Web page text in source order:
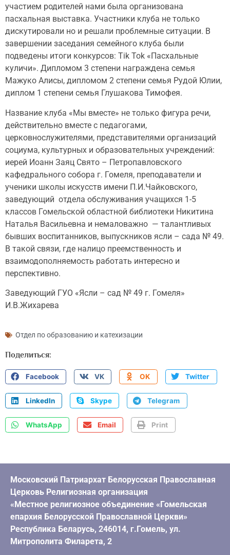
участием родителей нами была организована
пасхальная выставка. Участники клуба не только
дискутировали но и решали проблемные ситуации. В
завершении заседания семейного клуба были
подведены итоги конкурсов: Tik Tok «Пасхальные
куличи». Дипломом 3 степени награждена семья
Мажуко Алисы, дипломом 2 степени семья Рудой Юлии,
диплом 1 степени семья Глушакова Тимофея.
Название клуба «Мы вместе» не только фигура речи,
действительно вместе с педагогами,
церковнослужителями, представителями организаций
социума, культурных и образовательных учреждений:
иерей Иоанн Заяц Свято – Петропавловского
кафедрального собора г. Гомеля, преподаватели и
ученики школы искусств имени П.И.Чайковского,
заведующий отдела обслуживания учащихся 1-5
классов Гомельской областной библиотеки Никитина
Наталья Васильевна и немаловажно — талантливых
бывших воспитанников, выпускников ясли – сада № 49.
В такой связи, где налицо преемственность и
взаимодополняемость работать интересно и
перспективно.
Заведующий ГУО «Ясли – сад № 49 г. Гомеля»
И.В.Жихарева
Отдел по образованию и катехизации
Поделиться:
Facebook VK OK Twitter
LinkedIn Skype Telegram
WhatsApp Email Print
Московский Патриархат Белорусская Православная
Церковь Религиозная организация
«Местное религиозное объединение «Гомельская
епархия Белорусской Православной Церкви»
Республика Беларусь, 246014, г.Гомель, ул.
Митрополита Филарета, 2